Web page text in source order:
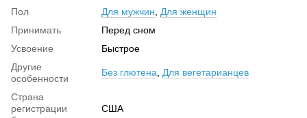
Пол
Для мужчин, Для женщин
Принимать
Перед сном
Усвоение
Быстрое
Другие
особенности
Без глютена, Для вегетарианцев
Страна
регистрации
США